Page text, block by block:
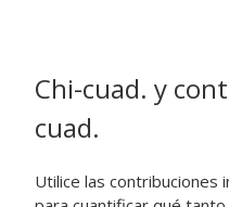
Chi-cuad. y
cuad.
Utilice las contribuciones